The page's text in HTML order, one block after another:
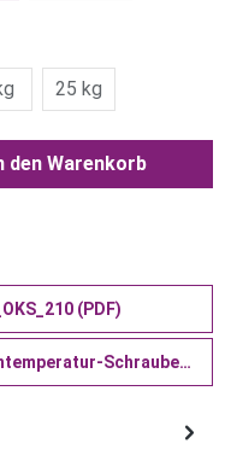
25 kg
Wert
den Warenkorb
(PDF)
Schraubenpaste (PDF)